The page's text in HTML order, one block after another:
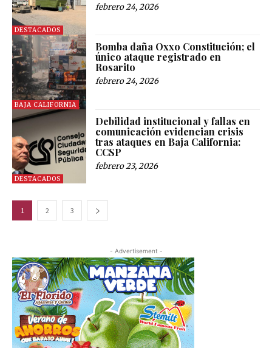
DESTACADOS
febrero 24, 2026
BAJA CALIFORNIA
Bomba daña Oxxo Constitución; el
único ataque registrado en
Rosarito
febrero 24, 2026
DESTACADOS
Debilidad institucional y fallas en
comunicación evidencian crisis
tras ataques en Baja California:
CCSP
febrero 23, 2026
1 2 3
- Advertisement -